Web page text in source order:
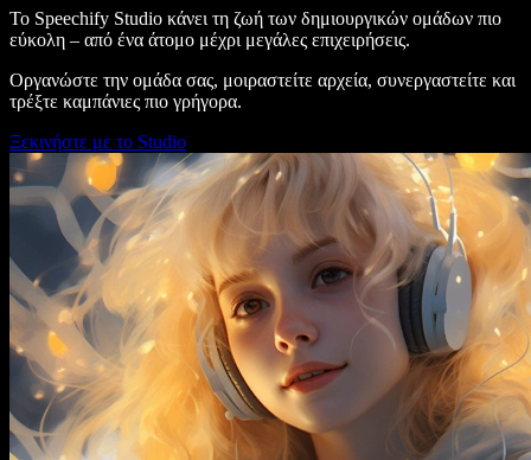
Το Speechify Studio κάνει τη ζωή των δημιουργικών ομάδων πιο
εύκολη – από ένα άτομο μέχρι μεγάλες επιχειρήσεις.
Οργανώστε την ομάδα σας, μοιραστείτε αρχεία, συνεργαστείτε και
τρέξτε καμπάνιες πιο γρήγορα.
Ξεκινήστε με το Studio